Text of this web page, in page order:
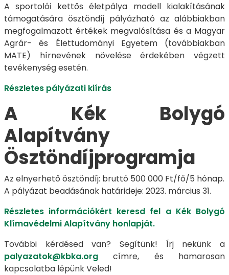
A sportolói kettős életpálya modell kialakításának
támogatására ösztöndíj pályázható az alábbiakban
megfogalmazott értékek megvalósítása és a Magyar
Agrár- és Élettudományi Egyetem (továbbiakban
MATE) hírnevének növelése érdekében végzett
tevékenység esetén.
Részletes pályázati kiírás
A Kék Bolygó
Alapítvány
Ösztöndíjprogramja
Az elnyerhető ösztöndíj: bruttó 500 000 Ft/fő/5 hónap.
A pályázat beadásának határideje: 2023. március 31.
Részletes információkért keresd fel a Kék Bolygó
Klímavédelmi Alapítvány honlapját.
További kérdésed van? Segítünk! Írj nekünk a
palyazatok@kbka.org ​​​​​​ címre, és hamarosan
kapcsolatba lépünk Veled!